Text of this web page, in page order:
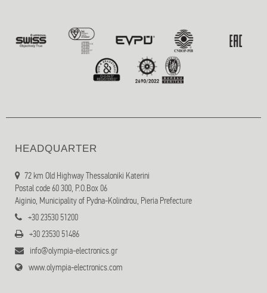
HEADQUARTER
72 km Old Highway Thessaloniki Katerini
Postal code 60 300, P.O.Box 06
Aiginio, Municipality of Pydna-Kolindrou, Pieria Prefecture
+30 23530 51200
+30 23530 51486
info@olympia-electronics.gr
www.olympia-electronics.com